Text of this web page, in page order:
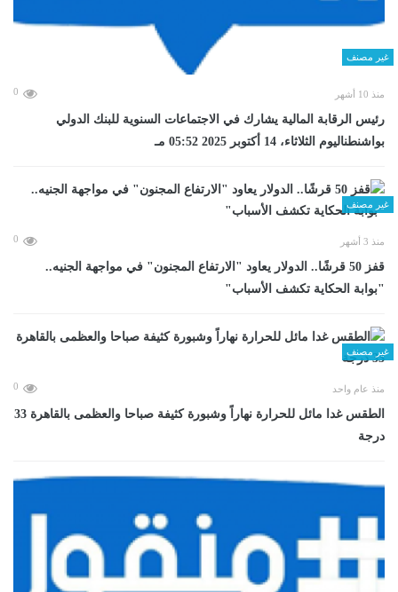
غير مصنف
منذ 10 أشهر 0
رئيس الرقابة المالية يشارك في الاجتماعات السنوية للبنك الدولي
بواشنطناليوم الثلاثاء، 14 أكتوبر 2025 05:52 مـ
غير مصنف
منذ 3 أشهر 0
قفز 50 قرشًا.. الدولار يعاود "الارتفاع المجنون" في مواجهة الجنيه..
"بوابة الحكاية تكشف الأسباب"
غير مصنف
منذ عام واحد 0
الطقس غدا مائل للحرارة نهاراً وشبورة كثيفة صباحا والعظمى بالقاهرة 33
درجة